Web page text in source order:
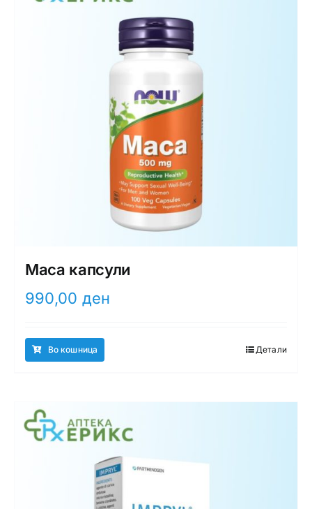
Maca капсули
990,00 ден
Во кошница Детали